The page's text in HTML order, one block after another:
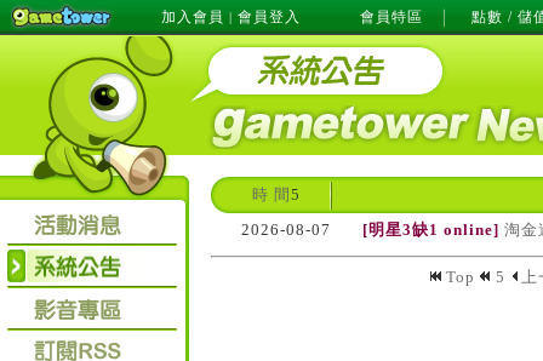
加入會員 | 會員登入 會員特區 點數 / 儲
時 間 5
2026-08-07
[明星3缺1 online] 淘金
Top 5 上